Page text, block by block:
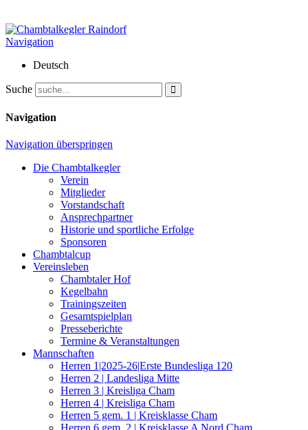
Navigation
Deutsch
Suche
Navigation
Navigation überspringen
Die Chambtalkegler
Verein
Mitglieder
Vorstandschaft
Ansprechpartner
Historie und sportliche Erfolge
Sponsoren
Chambtalcup
Vereinsleben
Chambtaler Hof
Kegelbahn
Trainingszeiten
Gesamtspielplan
Presseberichte
Termine & Veranstaltungen
Mannschaften
Herren 1|2025-26|Erste Bundesliga 120
Herren 2 | Landesliga Mitte
Herren 3 | Kreisliga Cham
Herren 4 | Kreisliga Cham
Herren 5 gem. 1 | Kreisklasse Cham